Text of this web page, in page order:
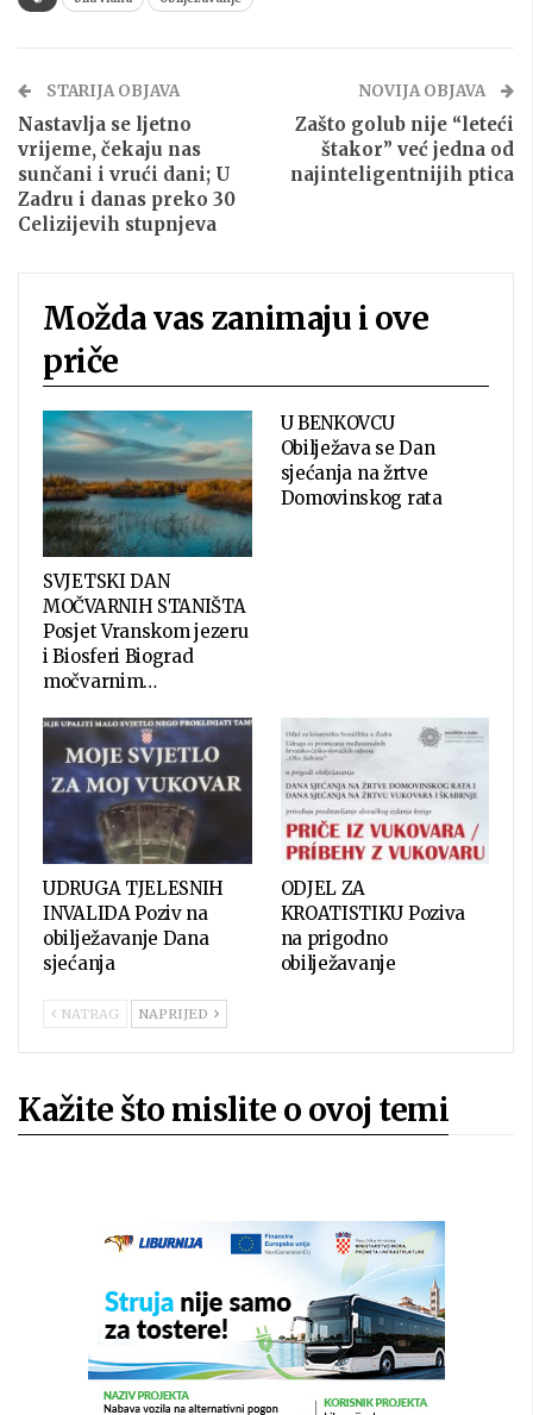
STARIJA OBJAVA
Nastavlja se ljetno
vrijeme, čekaju nas
sunčani i vrući dani; U
Zadru i danas preko 30
Celizijevih stupnjeva
NOVIJA OBJAVA
Zašto golub nije “leteći
štakor” već jedna od
najinteligentnijih ptica
Možda vas zanimaju i ove
priče
SVJETSKI DAN
MOČVARNIH STANIŠTA
Posjet Vranskom jezeru
i Biosferi Biograd
močvarnim…
U BENKOVCU
Obilježava se Dan
sjećanja na žrtve
Domovinskog rata
UDRUGA TJELESNIH
INVALIDA Poziv na
obilježavanje Dana
sjećanja
ODJEL ZA
KROATISTIKU Poziva
na prigodno
obilježavanje
NATRAG NAPRIJED
Kažite što mislite o ovoj temi